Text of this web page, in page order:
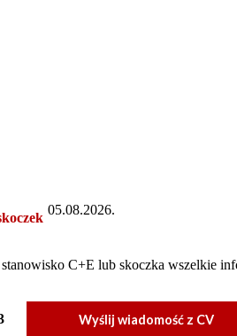
05.08.2026.
stanowisko C+E lub skoczka wszelkie
Wyślij wiadomość z CV